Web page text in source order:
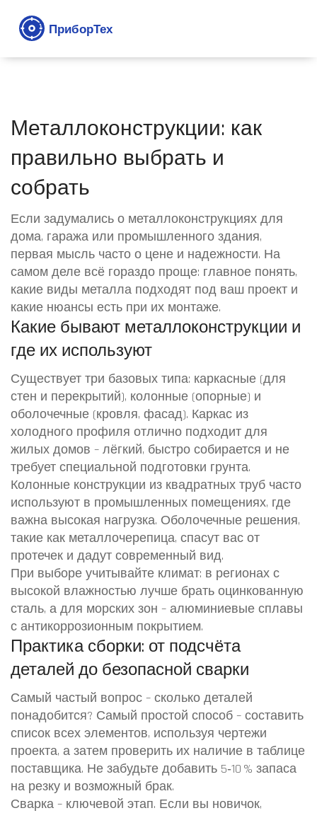
Металлоконструкции: как
правильно выбрать и
собрать
Если задумались о металлоконструкциях для
дома, гаража или промышленного здания,
первая мысль часто о цене и надежности. На
самом деле всё гораздо проще: главное понять,
какие виды металла подходят под ваш проект и
какие нюансы есть при их монтаже.
Какие бывают металлоконструкции и
где их используют
Существует три базовых типа: каркасные (для
стен и перекрытий), колонные (опорные) и
оболочечные (кровля, фасад). Каркас из
холодного профиля отлично подходит для
жилых домов – лёгкий, быстро собирается и не
требует специальной подготовки грунта.
Колонные конструкции из квадратных труб часто
используют в промышленных помещениях, где
важна высокая нагрузка. Оболочечные решения,
такие как металлочерепица, спасут вас от
протечек и дадут современный вид.
При выборе учитывайте климат: в регионах с
высокой влажностью лучше брать оцинкованную
сталь, а для морских зон – алюминиевые сплавы
с антикоррозионным покрытием.
Практика сборки: от подсчёта
деталей до безопасной сварки
Самый частый вопрос – сколько деталей
понадобится? Самый простой способ – составить
список всех элементов, используя чертежи
проекта, а затем проверить их наличие в таблице
поставщика. Не забудьте добавить 5‑10 % запаса
на резку и возможный брак.
Сварка – ключевой этап. Если вы новичок,